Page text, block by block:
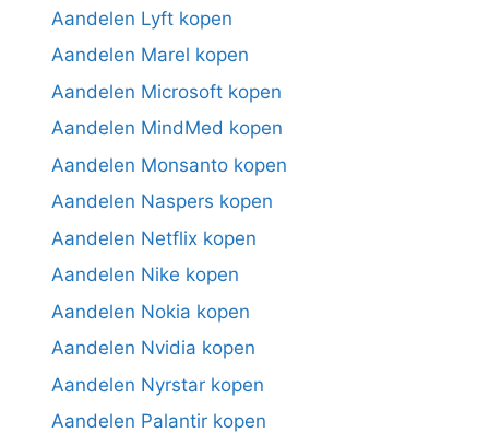
Aandelen Lyft kopen
Aandelen Marel kopen
Aandelen Microsoft kopen
Aandelen MindMed kopen
Aandelen Monsanto kopen
Aandelen Naspers kopen
Aandelen Netflix kopen
Aandelen Nike kopen
Aandelen Nokia kopen
Aandelen Nvidia kopen
Aandelen Nyrstar kopen
Aandelen Palantir kopen